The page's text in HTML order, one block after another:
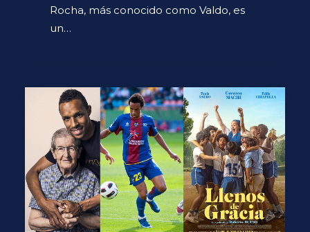
Rocha, más conocido como Valdo, es
un…